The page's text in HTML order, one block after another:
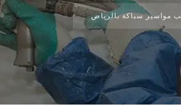
مواسير سباكة بالرياض